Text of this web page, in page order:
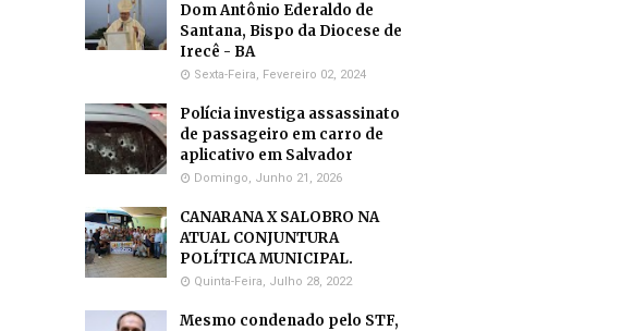
Dom Antônio Ederaldo de
Santana, Bispo da Diocese de
Irecê - BA
Sexta-Feira, Fevereiro 02, 2024
Polícia investiga assassinato
de passageiro em carro de
aplicativo em Salvador
Domingo, Junho 21, 2026
CANARANA X SALOBRO NA
ATUAL CONJUNTURA
POLÍTICA MUNICIPAL.
Quinta-Feira, Julho 28, 2022
Mesmo condenado pelo STF,